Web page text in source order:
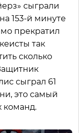
сыграли
153-й минуте
прекратил
так
сколько
сыграл 61
это самый
команд.